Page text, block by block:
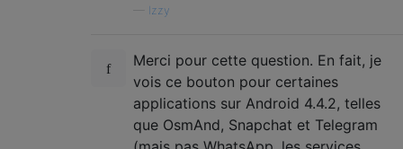
Izzy
Merci pour cette question. En fait, je
vois ce bouton pour certaines
applications sur Android 4.4.2, telles
que OsmAnd, Snapchat et Telegram